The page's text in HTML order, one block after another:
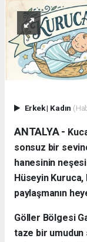
Erkek| Kadın
ANTALYA - ​
sonsuz bir
hanesinin
Hüseyin
paylaşmanın
​Göller Bölgesi
taze bir umudun